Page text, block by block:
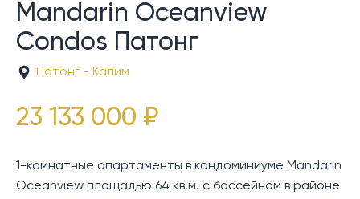
Mandarin Oceanview
Condos Патонг
Патонг - Калим
23 133 000 ₽
1-комнатные апартаменты в кондоминиуме Mandarin
Oceanview площадью 64 кв.м. с бассейном в районе